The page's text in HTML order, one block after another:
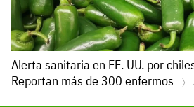
Alerta sanitaria en EE. UU. por
Reportan más de 300 enfermos